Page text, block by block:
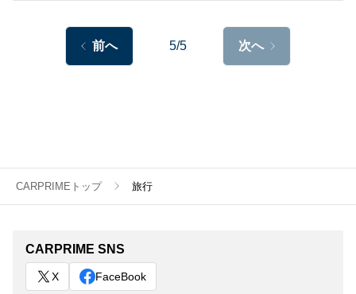
前へ 5/5 次へ
CARPRIMEトップ 旅行
CARPRIME SNS
X FaceBook